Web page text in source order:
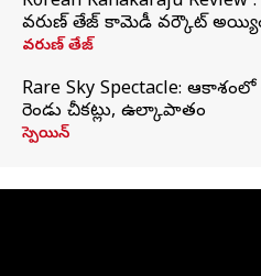
వరుణ్ తేజ్ కామెడీ వర్కౌట్
వరుణ్ తేజ్
Rare Sky Spectacle:
రెండు చీకట్లు, ఉల్కాపాతం
స్పెయిన్